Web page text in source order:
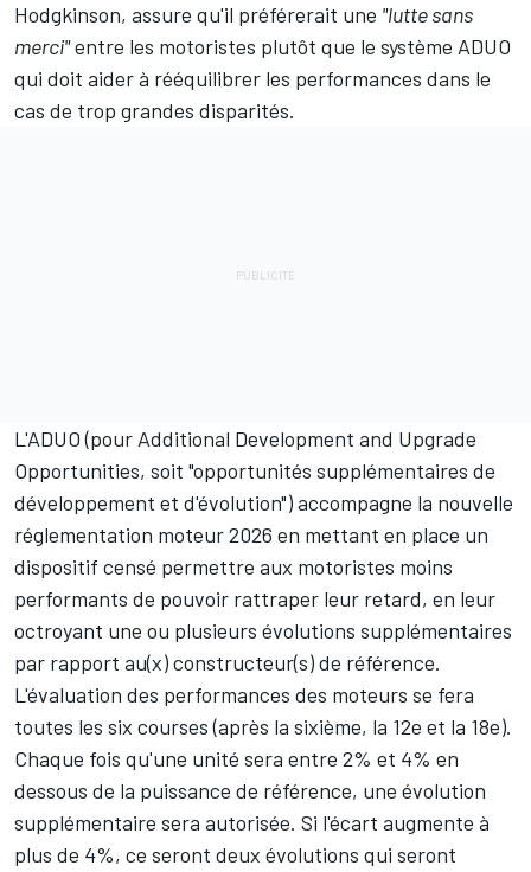
Hodgkinson, assure qu'il préférerait une "lutte sans
merci"entre les motoristes plutôt que le système ADUO
qui doit aider à rééquilibrer les performances dans le
cas de trop grandes disparités.
L'ADUO (pour Additional Development and Upgrade
Opportunities, soit "opportunités supplémentaires de
développement et d'évolution") accompagne la nouvelle
réglementation moteur 2026 en mettant en place un
dispositif censé permettre aux motoristes moins
performants de pouvoir rattraper leur retard, en leur
octroyant une ou plusieurs évolutions supplémentaires
par rapport au(x) constructeur(s) de référence.
L'évaluation des performances des moteurs se fera
toutes les six courses (après la sixième, la 12e et la 18e).
Chaque fois qu'une unité sera entre 2% et 4% en
dessous de la puissance de référence, une évolution
supplémentaire sera autorisée. Si l'écart augmente à
plus de 4%, ce seront deux évolutions qui seront